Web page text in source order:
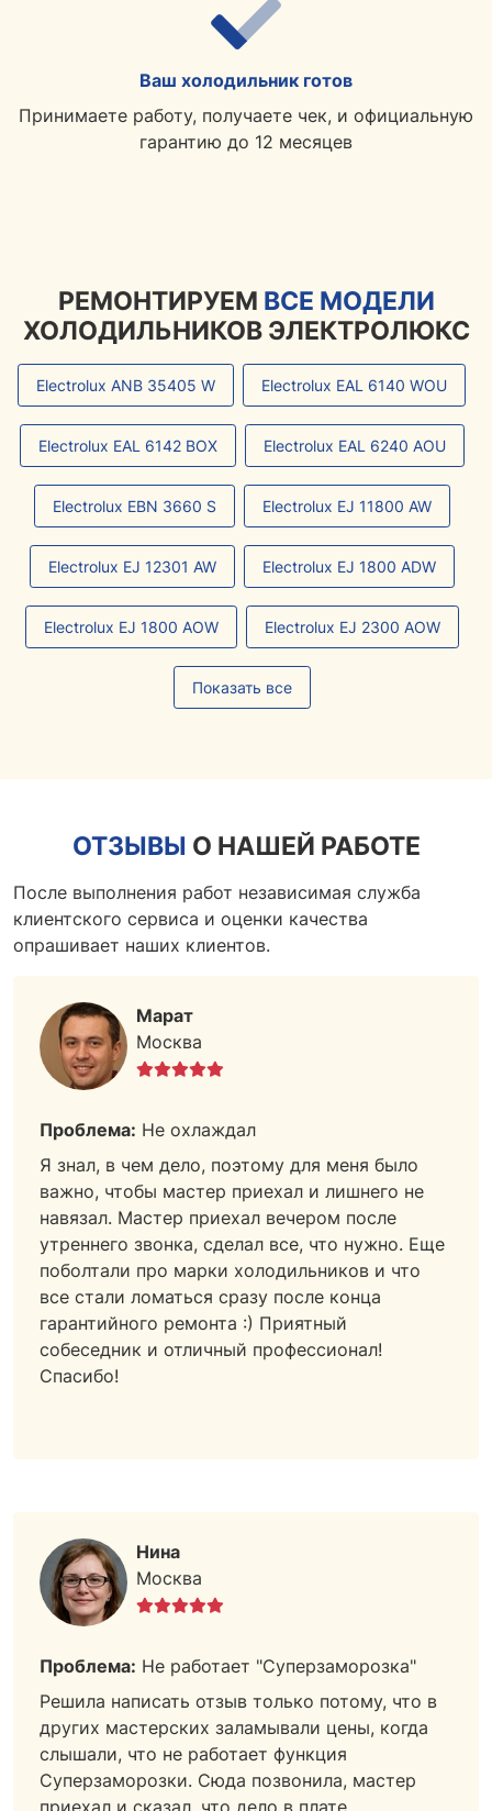
Ваш холодильник готов
Принимаете работу, получаете чек, и официальную
гарантию до 12 месяцев
РЕМОНТИРУЕМ ВСЕ МОДЕЛИ
ХОЛОДИЛЬНИКОВ ЭЛЕКТРОЛЮКС
Electrolux ANB 35405 W Electrolux EAL 6140 WOU
Electrolux EAL 6142 BOX Electrolux EAL 6240 AOU
Electrolux EBN 3660 S Electrolux EJ 11800 AW
Electrolux EJ 12301 AW Electrolux EJ 1800 ADW
Electrolux EJ 1800 AOW Electrolux EJ 2300 AOW
Показать все
ОТЗЫВЫ О НАШЕЙ РАБОТЕ
После выполнения работ независимая служба
клиентского сервиса и оценки качества
опрашивает наших клиентов.
Марат
Москва
Проблема: Не охлаждал
Я знал, в чем дело, поэтому для меня было
важно, чтобы мастер приехал и лишнего не
навязал. Мастер приехал вечером после
утреннего звонка, сделал все, что нужно. Еще
поболтали про марки холодильников и что
все стали ломаться сразу после конца
гарантийного ремонта :) Приятный
собеседник и отличный профессионал!
Спасибо!
Нина
Москва
Проблема: Не работает "Суперзаморозка"
Решила написать отзыв только потому, что в
других мастерских заламывали цены, когда
слышали, что не работает функция
Суперзаморозки. Сюда позвонила, мастер
приехал и сказал, что дело в плате